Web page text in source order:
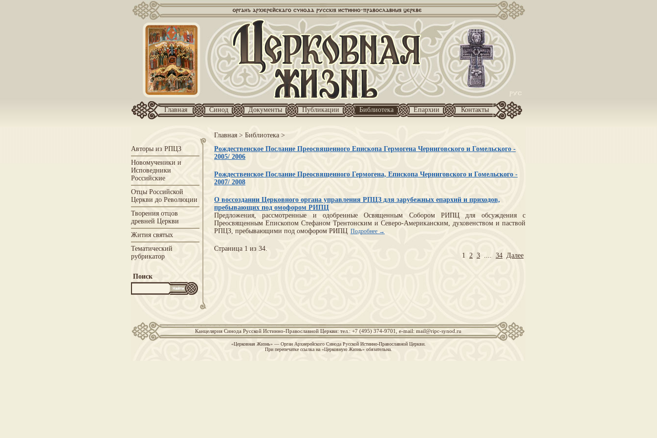
Главная Синод Документы Публикации Библиотека Епархии Контакты
Главная> Библиотека >
Авторы из РПЦЗ
Новомученики и
Исповедники
Российские
Отцы Российской
Церкви до Революции
Творения отцов
древней Церкви
Жития святых
Тематический
рубрикатор
Поиск
Рождественское Послание Преосвященного Епископа Гермогена Черниговского и Гомельского -
2005/ 2006
Рождественское Послание Преосвященного Гермогена, Епископа Черниговского и Гомельского -
2007/ 2008
О воссоздании Церковного органа управления РПЦЗ для зарубежных епархий и приходов,
пребывающих под омофором РИПЦ
Предложения, рассмотренные и одобренные Освященным Собором РИПЦ для обсуждения с
Преосвященным Епископом Стефаном Трентонским и Северо-Американским, духовенством и паствой
РПЦЗ, пребывающими под омофором РИПЦ Подробнее →
Страница 1 из 34.
1 2 3 .... 34 Далее
Канцелярия Синода Русской Истинно-Православной Церкви: тел.: +7 (495) 374-9701, e-mail: mail@ripc-synod.ru
«Церковная Жизнь» — Орган Архиерейского Синода Русской Истинно-Православной Церкви.
При перепечатке ссылка на «Церковную Жизнь» обязательна.